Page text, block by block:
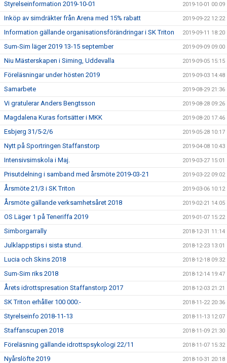
Styrelseinformation 2019-10-01 2019-10-01 00:09
Inköp av simdräkter från Arena med 15% rabatt 2019-09-22 12:22
Information gällande organisationsförändringar i SK Triton 2019-09-11 18:20
Sum-Sim läger 2019 13-15 september 2019-09-09 09:00
Niu Mästerskapen i Siming, Uddevalla 2019-09-05 15:15
Föreläsningar under hösten 2019 2019-09-03 14:48
Samarbete 2019-08-29 21:36
Vi gratulerar Anders Bengtsson 2019-08-28 09:26
Magdalena Kuras fortsätter i MKK 2019-08-20 17:46
Esbjerg 31/5-2/6 2019-05-28 10:17
Nytt på Sportringen Staffanstorp 2019-04-08 10:43
Intensivsimskola i Maj. 2019-03-27 15:01
Prisutdelning i samband med årsmöte 2019-03-21 2019-03-22 09:02
Årsmöte 21/3 i SK Triton 2019-03-06 10:12
Årsmöte gällande verksamhetsåret 2018 2019-02-21 14:05
OS Läger 1 på Teneriffa 2019 2019-01-07 15:22
Simborgarrally 2018-12-31 11:14
Julklappstips i sista stund. 2018-12-23 13:01
Lucia och Skins 2018 2018-12-18 09:32
Sum-Sim riks 2018 2018-12-14 19:47
Årets idrottspresation Staffanstorp 2017 2018-12-03 21:21
SK Triton erhåller 100 000:- 2018-11-22 20:36
Styrelseinfo 2018-11-13 2018-11-13 12:07
Staffanscupen 2018 2018-11-09 21:30
Föreläsning gällande idrottspsykologi 22/11 2018-11-07 15:32
Nyårslöfte 2019 2018-10-31 20:18